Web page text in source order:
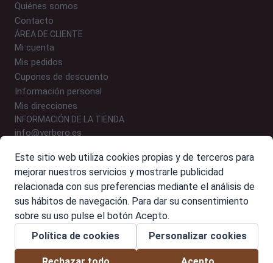
Quiénes somos
Contacto
ÁREA DE CLIENTE
Mi cuenta
Mis pedidos
Cupones de descuento
Información personal
Mis direcciones
INFORMACIÓN DE LA TIENDA
info@yerbero.es
Polígono Malpica, Calle E, Nº 9-10, 50016 Zaragoza
Este sitio web utiliza cookies propias y de terceros para
mejorar nuestros servicios y mostrarle publicidad
relacionada con sus preferencias mediante el análisis de
sus hábitos de navegación. Para dar su consentimiento
sobre su uso pulse el botón Acepto.
Política de cookies
Personalizar cookies
© 2026 Yerbero. Alimentación de calidad para perros y gatos